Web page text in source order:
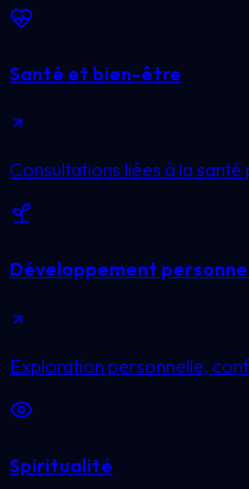
Santé et bien-être
Consultations liées à la
Développement
Exploration personnelle,
Spiritualité